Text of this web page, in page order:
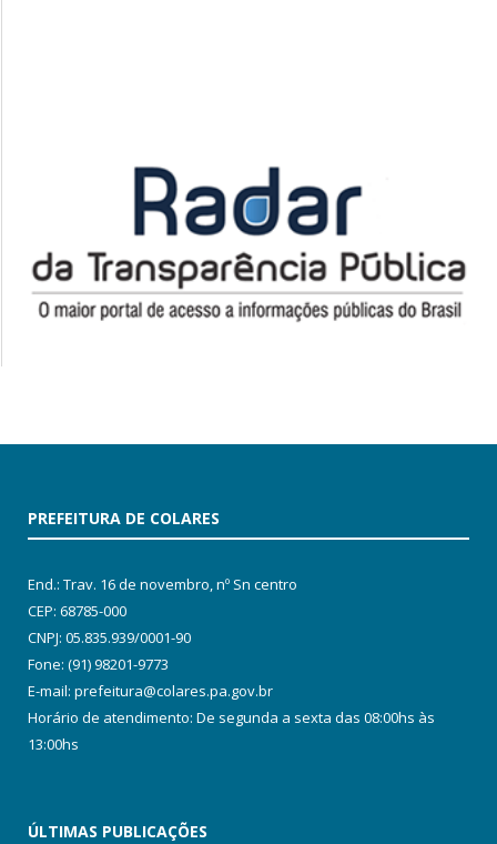
PREFEITURA DE COLARES
End.: Trav. 16 de novembro, nº Sn centro
CEP: 68785-000
CNPJ: 05.835.939/0001-90
Fone: (91) 98201-9773
E-mail: prefeitura@colares.pa.gov.br
Horário de atendimento: De segunda a sexta das 08:00hs às
13:00hs
ÚLTIMAS PUBLICAÇÕES